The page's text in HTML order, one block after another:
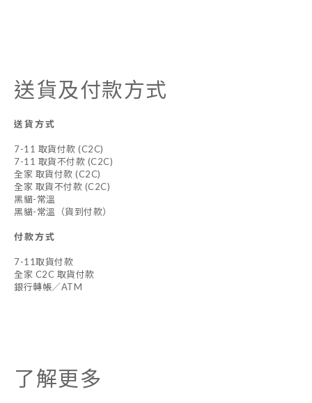
送貨及付款方式
送貨方式
7-11 取貨付款 (C2C)
7-11 取貨不付款 (C2C)
全家 取貨付款 (C2C)
全家 取貨不付款 (C2C)
黑貓-常溫
黑貓-常溫（貨到付款）
付款方式
7-11取貨付款
全家 C2C 取貨付款
銀行轉帳／ATM
了解更多